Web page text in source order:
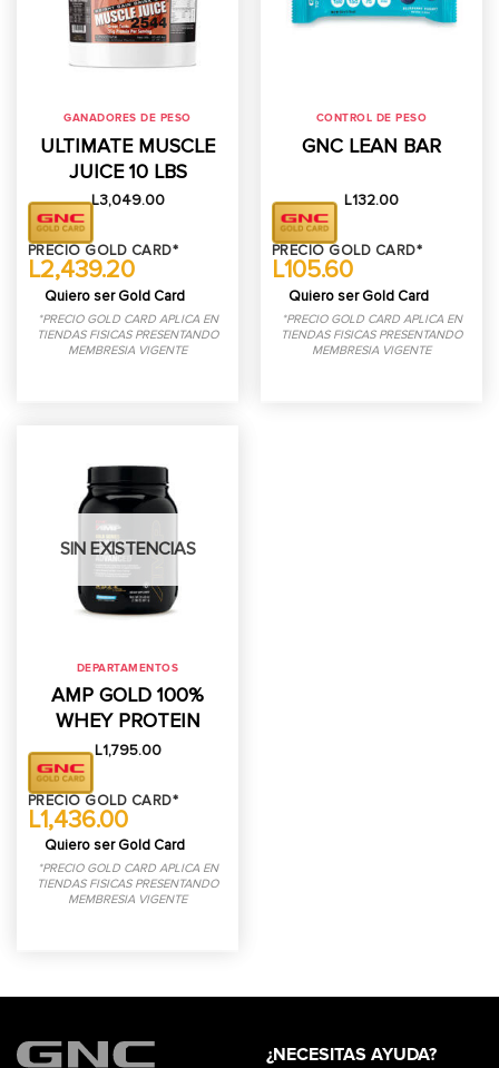
GANADORES DE PESO
ULTIMATE MUSCLE
JUICE 10 LBS
L3,049.00
PRECIO GOLD CARD*
L2,439.20
Quiero ser Gold Card
*PRECIO GOLD CARD APLICA EN
TIENDAS FISICAS PRESENTANDO
MEMBRESIA VIGENTE
CONTROL DE PESO
GNC LEAN BAR
L132.00
PRECIO GOLD CARD*
L105.60
Quiero ser Gold Card
*PRECIO GOLD CARD APLICA EN
TIENDAS FISICAS PRESENTANDO
MEMBRESIA VIGENTE
SIN EXISTENCIAS
DEPARTAMENTOS
AMP GOLD 100%
WHEY PROTEIN
L1,795.00
PRECIO GOLD CARD*
L1,436.00
Quiero ser Gold Card
*PRECIO GOLD CARD APLICA EN
TIENDAS FISICAS PRESENTANDO
MEMBRESIA VIGENTE
¿NECESITAS AYUDA?